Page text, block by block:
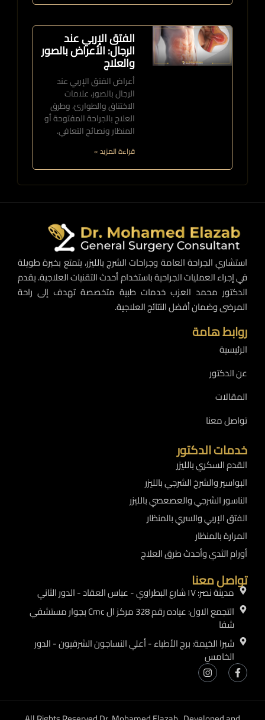
الفتق الإربي عند
الرجال: الأعراض بالصور
والعلاج
أعراض الفتق الإربي عند
الرجال بالصور، علامات
الاختناق والطوارئ، وطرق
العلاج بالجراحة المفتوحة أو
المنظار ونصائح التعافي.
قراءة المزيد »
استشاري الجراحة العامة وجراحات الشرج بالليزر، يتمتع بخبرة طويلة
في إجراء العمليات الجراحية باستخدام أحدث التقنيات العلاجية. يقدم
الدكتور محمد العزب خدمات طبية متخصصة تهدف إلى راحة
المرضى وضمان أفضل النتائج العلاجية.
روابط هامة
الرئيسية
عن الدكتور
المقالات
تواصل معنا
خدمات الدكتور
القدم السكري بالليزر
البواسير والشرخ الشرجي بالليزر
الناسور الشرجي والعصعصي بالليزر
الفتق الإربي والسري بالمنظار
المرارة بالمنظار
أورام الثدي وأحدث طرق العلاج
تواصل معنا
مدينة نصر: ١٧ شارع البطراوي - عباس العقاد - الدور الثاني
التجمع الاول: عياده رقم 328 مركز ال Cmc بجوار مستشفي
شفا
شبرا الخيمة: برج الأطباء - أعلي النساجون الشرقيون - الدور
الخامس